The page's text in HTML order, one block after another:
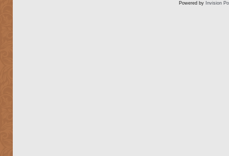
Powered by Invision